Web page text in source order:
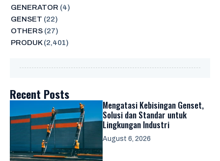
GENERATOR (4)
GENSET (22)
OTHERS(27)
PRODUK(2,401)
Recent Posts
Mengatasi Kebisingan Genset,
Solusi dan Standar untuk
Lingkungan Industri
August 6, 2026